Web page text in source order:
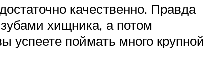
качественно. Правда
хищника, а потом
успеете поймать много крупной